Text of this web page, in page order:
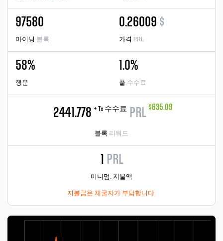
97580
마이닝 블록
0.26009 $
가격 PRL
58%
행운
1.0%
풀 수수료
2441.778 + Tx 수수료 PRL $635.09
블록 리워드
1 PRL
미니멈. 지불액
지불금은 채굴자가 부담합니다.